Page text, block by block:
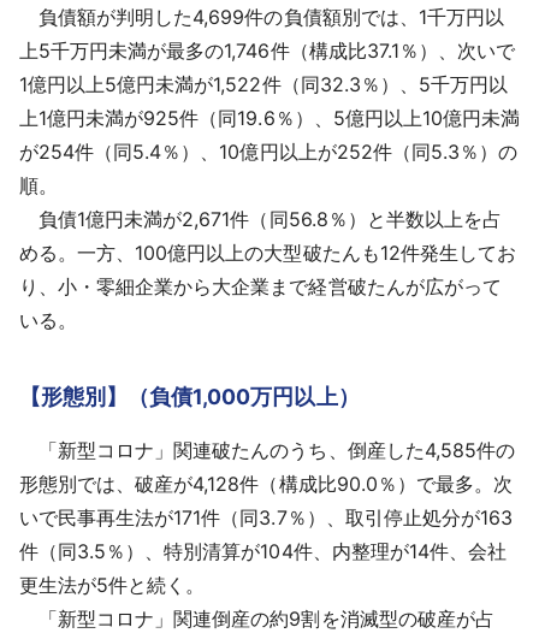
負債額が判明した4,699件の負債額別では、1千万円以
上5千万円未満が最多の1,746件（構成比37.1％）、次いで
1億円以上5億円未満が1,522件（同32.3％）、5千万円以
上1億円未満が925件（同19.6％）、5億円以上10億円未満
が254件（同5.4％）、10億円以上が252件（同5.3％）の
順。
負債1億円未満が2,671件（同56.8％）と半数以上を占
める。一方、100億円以上の大型破たんも12件発生してお
り、小・零細企業から大企業まで経営破たんが広がって
いる。
【形態別】（負債1,000万円以上）
「新型コロナ」関連破たんのうち、倒産した4,585件の
形態別では、破産が4,128件（構成比90.0％）で最多。次
いで民事再生法が171件（同3.7％）、取引停止処分が163
件（同3.5％）、特別清算が104件、内整理が14件、会社
更生法が5件と続く。
「新型コロナ」関連倒産の約9割を消滅型の破産が占